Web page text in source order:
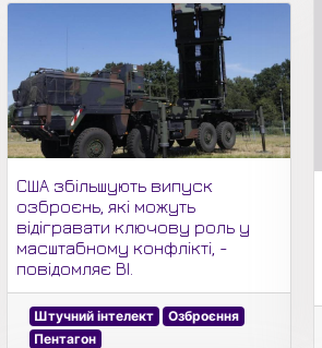
США збільшують випуск
озброєнь, які можуть
відігравати ключову роль у
масштабному конфлікті, -
повідомляє ВІ.
Штучний інтелект
Озброєння
Пентагон